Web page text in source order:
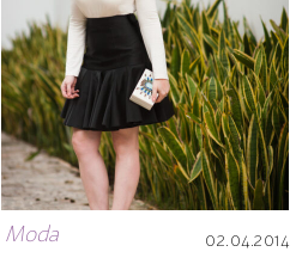
Moda 02.04.2014